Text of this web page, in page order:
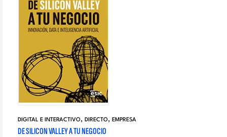
DIGITAL E INTERACTIVO, DIRECTO, EMPRESA
DE SILICON VALLEY A TU NEGOCIO